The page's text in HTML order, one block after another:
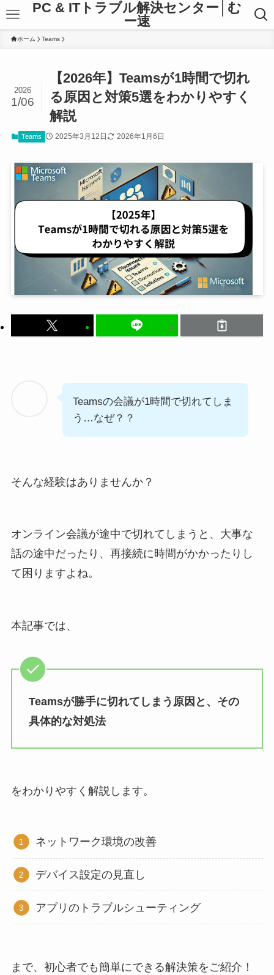
PC & ITトラブル解決センター│む
ー速
ホーム Teams
【2026年】Teamsが1時間で切れ
る原因と対策5選をわかりやすく
解説
2026
1/06
Teams 2025年3月12日 2026年1月6日
Teamsの会議が1時間で切れてしま
う…なぜ？？
そんな経験はありませんか？
オンライン会議が途中で切れてしまうと、大事な
話の途中だったり、再接続に時間がかかったりし
て困りますよね。
本記事では、
Teamsが勝手に切れてしまう原因と、その
具体的な対処法
をわかりやすく解説します。
ネットワーク環境の改善
デバイス設定の見直し
アプリのトラブルシューティング
まで、初心者でも簡単にできる解決策をご紹介！